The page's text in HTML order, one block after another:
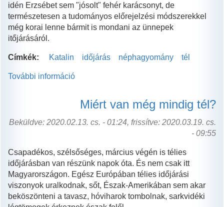
idén Erzsébet sem "jósolt" fehér karácsonyt, de
természetesen a tudományos előrejelzési módszerekkel
még korai lenne bármit is mondani az ünnepek
itőjárásáról.
Címkék: Katalin időjárás néphagyomány tél
További információ
időjóslás
tartalommal
kapcsolatosan
Miért van még mindig tél?
Beküldve: 2020.02.13. cs. - 01:24, frissítve: 2020.03.19. cs.
- 09:55
Csapadékos, szélsőséges, március végén is télies
időjárásban van részünk napok óta. És nem csak itt
Magyarországon. Egész Európában télies időjárási
viszonyok uralkodnak, sőt, Észak-Amerikában sem akar
beköszönteni a tavasz, hóviharok tombolnak, sarkvidéki